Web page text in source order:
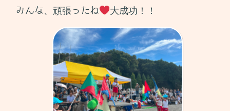
みんな、頑張ったね
大成功！！